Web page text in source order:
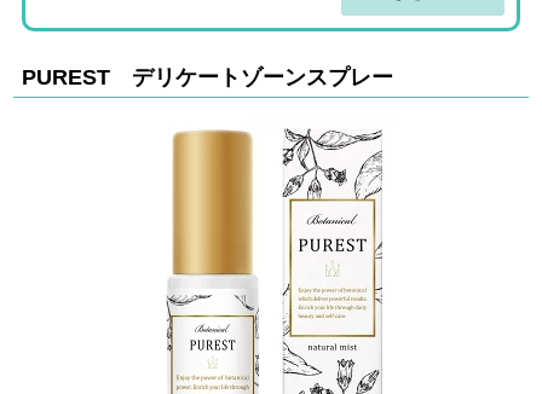
PUREST デリケートゾーンスプレー